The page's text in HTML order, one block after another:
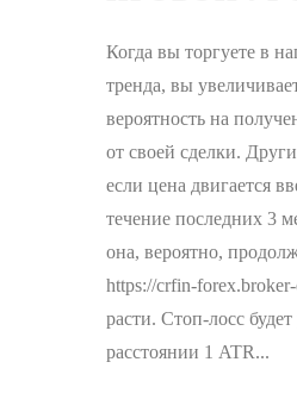
Когда вы торгуете в
тренда, вы
вероятность на
от своей сделки.
если цена двигается
течение последних 3
она, вероятно,
https://crfin-
расти. Стоп-лосс
расстоянии 1 ATR...